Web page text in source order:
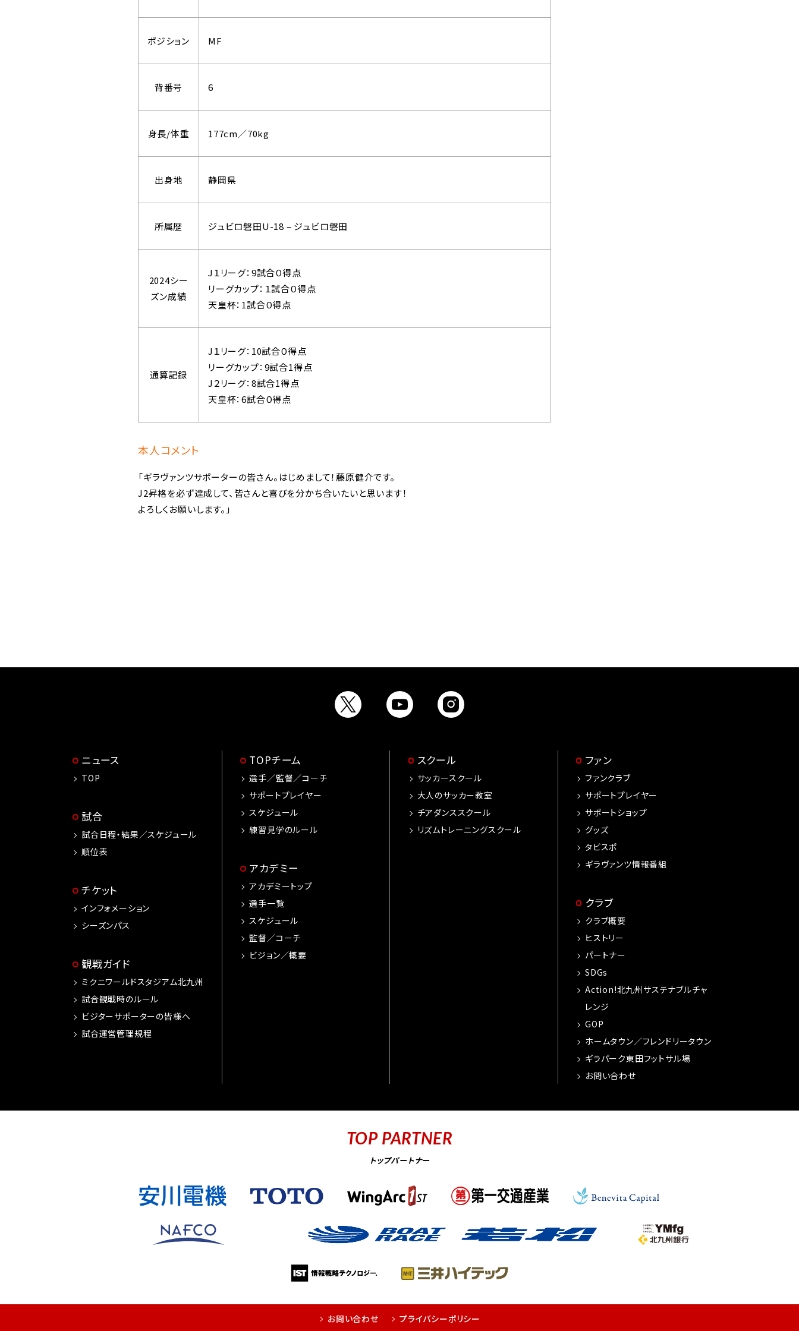
ポジション MF
背番号 6
身長/体重 177cm／70kg
出身地 静岡県
所属歴 ジュビロ磐田U-18 – ジュビロ磐田
2024シー
ズン成績
J１リーグ：9試合０得点
リーグカップ：１試合０得点
天皇杯：1試合０得点
通算記録
J１リーグ：10試合０得点
リーグカップ：9試合1得点
J２リーグ：8試合1得点
天皇杯：6試合０得点
本人コメント
「ギラヴァンツサポーターの皆さん。はじめまして！藤原健介です。
J2昇格を必ず達成して、皆さんと喜びを分かち合いたいと思います！
よろしくお願いします。」
ニュース
TOP
試合
試合日程・結果／スケジュール
順位表
チケット
インフォメーション
シーズンパス
観戦ガイド
ミクニワールドスタジアム北九州
試合観戦時のルール
ビジターサポーターの皆様へ
試合運営管理規程
TOPチーム
選手／監督／コーチ
サポートプレイヤー
スケジュール
練習見学のルール
アカデミー
アカデミートップ
選手一覧
スケジュール
監督／コーチ
ビジョン／概要
スクール
サッカースクール
大人のサッカー教室
チアダンススクール
リズムトレーニングスクール
ファン
ファンクラブ
サポートプレイヤー
サポートショップ
グッズ
タビスポ
ギラヴァンツ情報番組
クラブ
クラブ概要
ヒストリー
パートナー
SDGs
Action!北九州サステナブルチャ
レンジ
GOP
ホームタウン／フレンドリータウン
ギラパーク東田フットサル場
お問い合わせ
TOP PARTNER
トップパートナー
お問い合わせ プライバシーポリシー